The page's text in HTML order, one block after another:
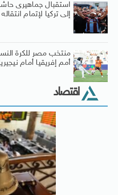
استقبال جماهيرى
إلى تركيا لإتمام
منتخب مصر للكرة
أمم إفريقيا أمام
اقتصاد